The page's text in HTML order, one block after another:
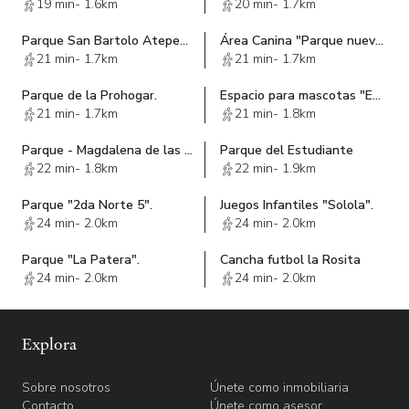
19 min- 1.6km
20 min- 1.7km
Parque San Bartolo Atepehuacan
21 min- 1.7km
Área Canina "Parque nueva Vallejo".
21 min- 1.7km
Parque de la Prohogar.
21 min- 1.7km
Espacio para mascotas "Encarnación Ortiz".
21 min- 1.8km
Parque - Magdalena de las Salinas.
22 min- 1.8km
Parque del Estudiante
22 min- 1.9km
Parque "2da Norte 5".
24 min- 2.0km
Juegos Infantiles "Solola".
24 min- 2.0km
Parque "La Patera".
24 min- 2.0km
Cancha futbol la Rosita
24 min- 2.0km
Explora
Sobre nosotros
Únete como inmobiliaria